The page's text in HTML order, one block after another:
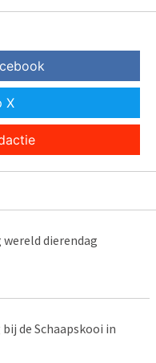
X
wereld dierendag
de Schaapskooi in